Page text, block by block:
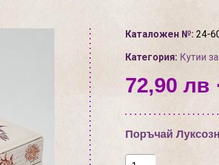
Каталожен №:24-
Категория: Кутии
72,90 лв
Поръчай